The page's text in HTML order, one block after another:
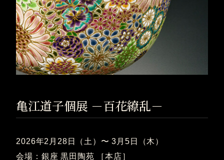
亀江道子個展 －百花繚乱－
2026年2月28日（土）〜 3月5日（木）
会場：銀座 黒田陶苑 ［本店］